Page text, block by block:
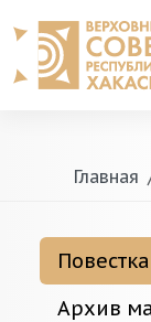
Главная
Архив